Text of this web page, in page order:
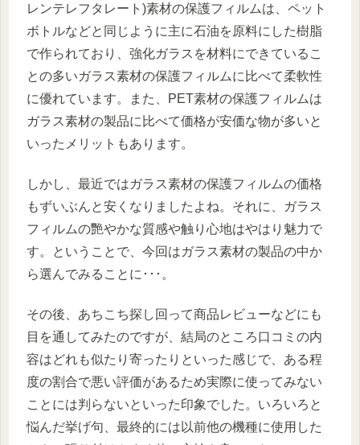
レンテレフタレート)素材の保護フィルムは、ペット
ボトルなどと同じように主に石油を原料にした樹脂
で作られており、強化ガラスを材料にできているこ
との多いガラス素材の保護フィルムに比べて柔軟性
に優れています。また、PET素材の保護フィルムは
ガラス素材の製品に比べて価格が安価な物が多いと
いったメリットもあります。
しかし、最近ではガラス素材の保護フィルムの価格
もずいぶんと安くなりましたよね。それに、ガラス
フィルムの艷やかな質感や触り心地はやはり魅力で
す。ということで、今回はガラス素材の製品の中か
ら選んでみることに･･･。
その後、あちこち探し回って商品レビューなどにも
目を通してみたのですが、結局のところ口コミの内
容はどれも似たり寄ったりといった感じで、ある程
度の割合で悪い評価があるため実際に使ってみない
ことには判らないといった印象でした。いろいろと
悩んだ挙げ句、最終的には以前他の機種に使用した